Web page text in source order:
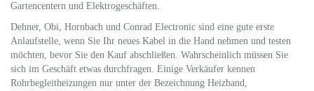
Gartencentern und Elektrogeschäften.
Dehner, Obi, Hornbach und Conrad Electronic sind eine gute erste
Anlaufstelle, wenn Sie Ihr neues Kabel in die Hand nehmen und testen
möchten, bevor Sie den Kauf abschließen. Wahrscheinlich müssen Sie
sich im Geschäft etwas durchfragen. Einige Verkäufer kennen
Rohrbegleitheizungen nur unter der Bezeichnung Heizband,